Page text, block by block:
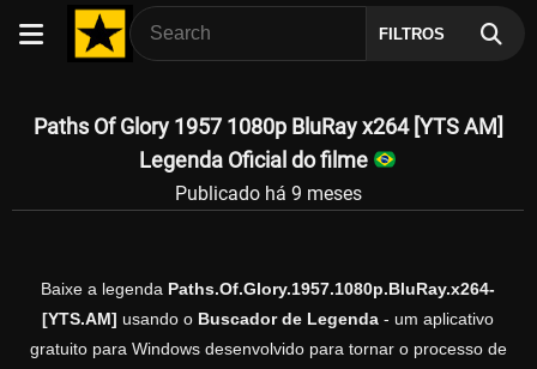
FILTROS
Paths Of Glory 1957 1080p BluRay x264 [YTS AM]
Legenda Oficial do filme
Publicado há 9 meses
Baixe a legenda Paths.Of.Glory.1957.1080p.BluRay.x264-
[YTS.AM] usando o Buscador de Legenda - um aplicativo
gratuito para Windows desenvolvido para tornar o processo de